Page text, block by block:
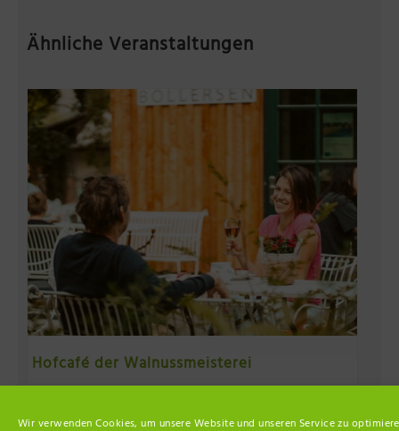
Wir verwenden Cookies, um unsere Website und unseren Service zu
Ähnliche Veranstaltungen
Hofcafé der Walnussmeisterei